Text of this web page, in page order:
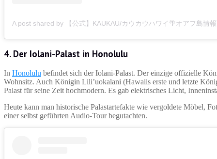
4. Der Iolani-Palast in Honolulu
In Honolulu befindet sich der Iolani-Palast. Der einzige offizielle
Wohnsitz. Auch Königin Lili’uokalani (Hawaiis erste und letzte
Palast für seine Zeit hochmodern. Es gab elektrisches Licht,
Heute kann man historische Palastartefakte wie vergoldete Möbel,
einer selbst geführten Audio-Tour begutachten.